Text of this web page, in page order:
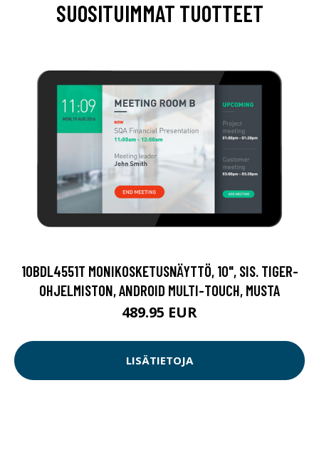
SUOSITUIMMAT TUOTTEET
10BDL4551T MONIKOSKETUSNÄYTTÖ, 10", SIS. TIGER-
OHJELMISTON, ANDROID MULTI-TOUCH, MUSTA
489.95 EUR
LISÄTIETOJA